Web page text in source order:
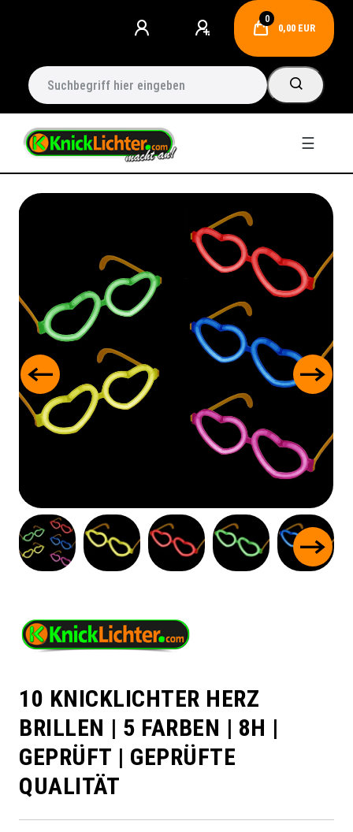
0
0,00 EUR
☰
10 KNICKLICHTER HERZ
BRILLEN | 5 FARBEN | 8H |
GEPRÜFT | GEPRÜFTE
QUALITÄT